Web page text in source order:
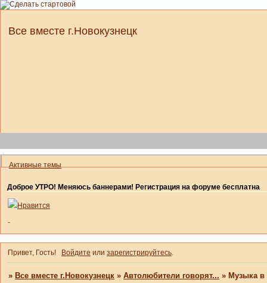
Все вместе г.Новокузнецк
Активные темы
Доброе УТРО! Меняюсь баннерами! Регистрация на форуме бесплатна
Нравится
-
Привет, Гость! Войдите или зарегистрируйтесь.
»Все вместе г.Новокузнецк »Автолюбители говорят... »Музыка в